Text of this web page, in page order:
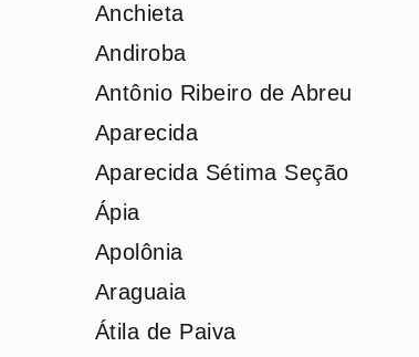
Anchieta
Andiroba
Antônio Ribeiro de Abreu
Aparecida
Aparecida Sétima Seção
Ápia
Apolônia
Araguaia
Átila de Paiva